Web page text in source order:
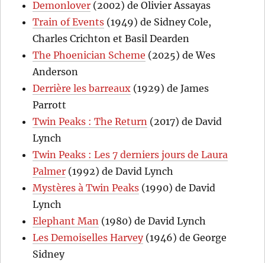
Demonlover (2002) de Olivier Assayas
Train of Events (1949) de Sidney Cole,
Charles Crichton et Basil Dearden
The Phoenician Scheme (2025) de Wes
Anderson
Derrière les barreaux (1929) de James
Parrott
Twin Peaks : The Return (2017) de David
Lynch
Twin Peaks : Les 7 derniers jours de Laura
Palmer (1992) de David Lynch
Mystères à Twin Peaks (1990) de David
Lynch
Elephant Man (1980) de David Lynch
Les Demoiselles Harvey(1946) de George
Sidney